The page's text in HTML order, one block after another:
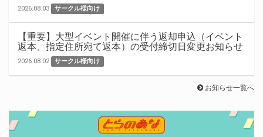
2026.08.03 サークル様向け
【重要】大型イベント開催に伴う返却申込（イベント
返本、指定住所宛て返本）の受付締切日変更お知らせ
2026.08.02 サークル様向け
お知らせ一覧へ